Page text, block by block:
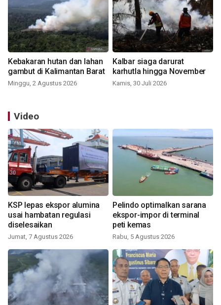
Kebakaran hutan dan lahan
gambut di Kalimantan Barat
Minggu, 2 Agustus 2026
Kalbar siaga darurat
karhutla hingga November
Kamis, 30 Juli 2026
Video
KSP lepas ekspor alumina
usai hambatan regulasi
diselesaikan
Jumat, 7 Agustus 2026
Pelindo optimalkan sarana
ekspor-impor di terminal
peti kemas
Rabu, 5 Agustus 2026